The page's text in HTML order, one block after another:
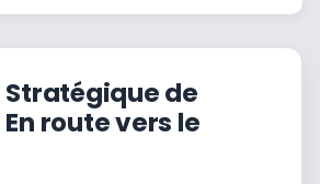
Stratégique de
route vers le